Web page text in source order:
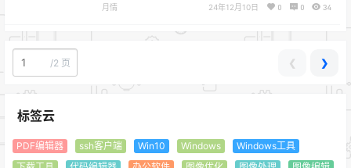
月情 24年12月10日 0 0 34
/2 页 ❮ ❯
标签云
PDF编辑器 ssh客户端 Win10 Windows
Windows工具